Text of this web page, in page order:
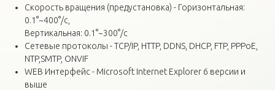
Скорость вращения (предустановка) - Горизонтальная:
0.1°~400°/с,
Вертикальная: 0.1°~300°/с
Сетевые протоколы - TCP/IP, HTTP, DDNS, DHCP, FTP, PPPoE,
NTP,SMTP, ONVIF
WEB Интерфейс - Microsoft Internet Explorer 6 версии и
выше